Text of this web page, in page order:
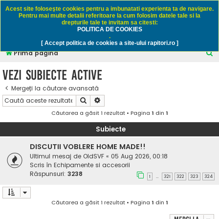
Rapitori.ro - Pescuit sportiv
Prima pagină
C
Vezi subiecte active
Mergeți la căutare avansată
Căutare
Căutarea a găsit 1 rezultat • Pagina 1 din 1
Subiecte
DISCUTII VOBLERE HOME MADE!!
Ultimul mesaj de OldSVF « 05 Aug 2026, 00:18
Scris în Echipamente si accesorii
Răspunsuri: 3238 1 … 321 322 323 324
Căutarea a găsit 1 rezultat • Pagina 1 din 1
Acest site foloseşte cookies pentru a imbunatati experienta ta de navigare.
Pentru mai multe detalii referitoare la cum folosim datele tale si la
drepturile tale te invitam sa citesti:
POLITICA DE COOKIES
.
[ Accept politica de cookies a site-ului rapitori.ro ]